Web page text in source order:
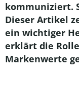
kommuniziert.
Dieser Artikel
ein wichtiger
erklärt die
Markenwerte